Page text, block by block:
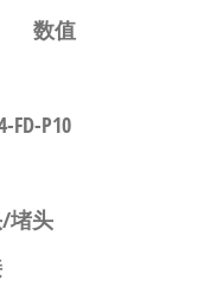
数值
FD-P10
堵头